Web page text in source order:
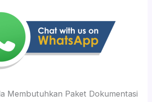
Membutuhkan Paket Dokumentasi